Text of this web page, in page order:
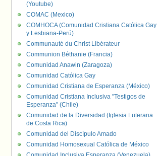
(Youtube)
COMAC (Mexico)
COMHOCA (Comunidad Cristiana Católica Gay
y Lesbiana-Perú)
Communauté du Christ Libérateur
Communion Béthanie (Francia)
Comunidad Anawin (Zaragoza)
Comunidad Católica Gay
Comunidad Cristiana de Esperanza (México)
Comunidad Cristiana Inclusiva "Testigos de
Esperanza" (Chile)
Comunidad de la Diversidad (Iglesia Luterana
de Costa Rica)
Comunidad del Discípulo Amado
Comunidad Homosexual Católica de México